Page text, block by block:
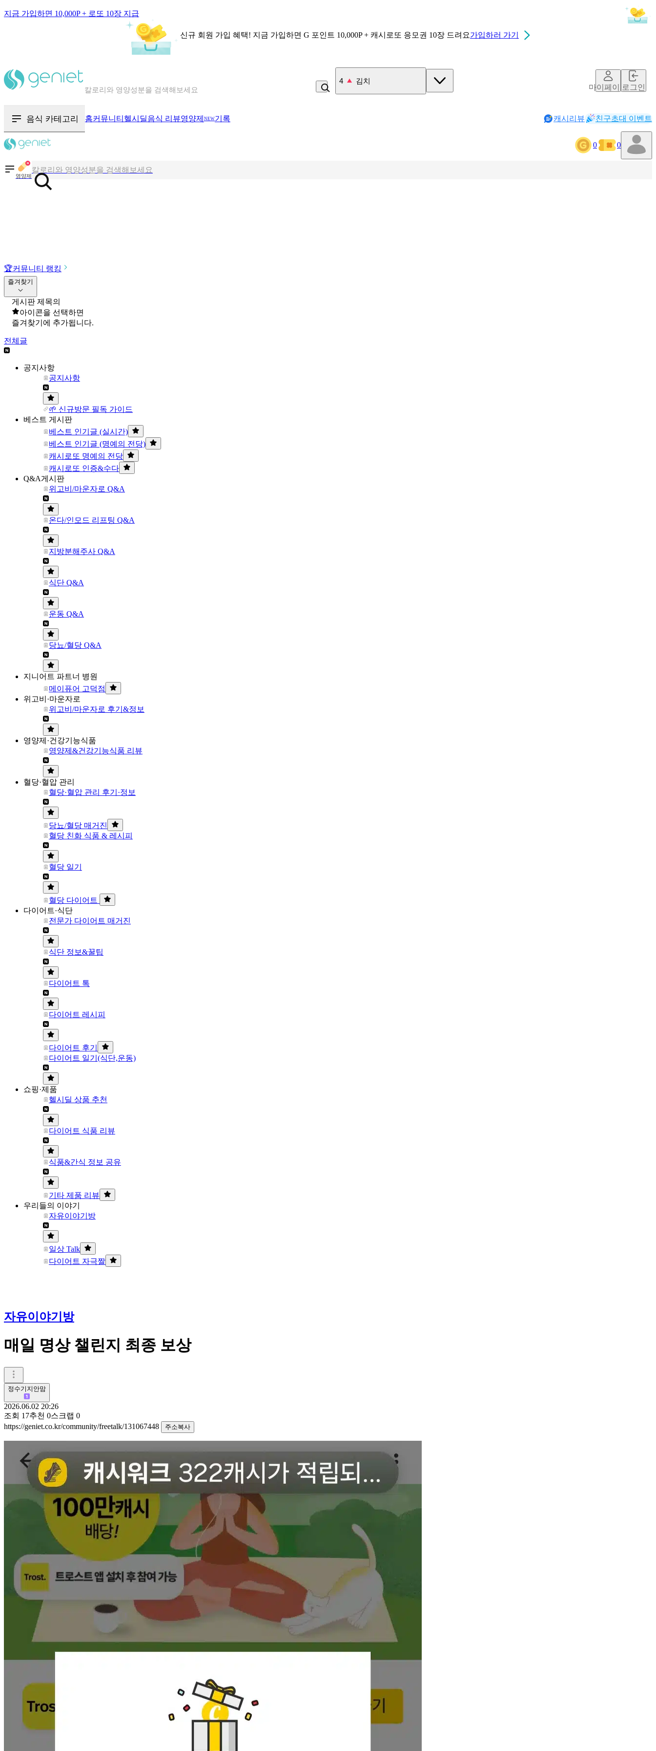
지금 가입하면 10,000P + 로또 10장 지급
신규 회원 가입 혜택! 지금 가입하면 G 포인트 10,000P + 캐시로또 응모권 10장 드려요가입하러 가기
혈당 · 다이어트 음식 검색해보세요
4 김치
마이페이지로그인
음식 카테고리 홈커뮤니티 헬시딜음식 리뷰영양제 NEW기록 캐시리뷰 친구초대 이벤트
0 0
영양제
혈당 · 다이어트 음식 검색해보세요
음식 · 영양제 리뷰를 찾아보세요
🏆커뮤니티 랭킹
즐겨찾기
게시판 제목의
아이콘을 선택하면
즐겨찾기에 추가됩니다.
전체글
공지사항
공지사항
🌱 신규방문 필독 가이드
베스트 게시판
베스트 인기글 (실시간)
베스트 인기글 (명예의 전당)
캐시로또 명예의 전당
캐시로또 인증&수다
Q&A게시판
위고비/마운자로 Q&A
온다/인모드 리프팅 Q&A
지방분해주사 Q&A
식단 Q&A
운동 Q&A
당뇨/혈당 Q&A
지니어트 파트너 병원
메이퓨어 고덕점
위고비·마운자로
위고비/마운자로 후기&정보
영양제·건강기능식품
영양제&건강기능식품 리뷰
혈당·혈압 관리
혈당·혈압 관리 후기·정보
당뇨/혈당 매거진
혈당 친화 식품 & 레시피
혈당 일기
혈당 다이어트
다이어트·식단
전문가 다이어트 매거진
식단 정보&꿀팁
다이어트 톡
다이어트 레시피
다이어트 후기
다이어트 일기(식단,운동)
쇼핑·제품
헬시딜 상품 추천
다이어트 식품 리뷰
식품&간식 정보 공유
기타 제품 리뷰
우리들의 이야기
자유이야기방
일상 Talk
다이어트 자극짤
자유이야기방
매일 명상 챌린지 최종 보상
정수기지안맘
2026.06.02 20:26
조회 17추천 0스크랩 0
https://geniet.co.kr/community/freetalk/131067448
주소복사